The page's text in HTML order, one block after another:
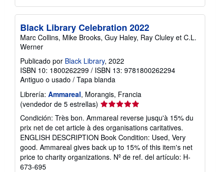
Black Library Celebration 2022
Marc Collins, Mike Brooks, Guy Haley, Ray Cluley et C.L.
Werner
Publicado por Black Library, 2022
ISBN 10: 1800262299 / ISBN 13: 9781800262294
Antiguo o usado / Tapa blanda
Librería: Ammareal, Morangis, Francia
(vendedor de 5 estrellas) Calificación
vendedor:
5
de
5
estrellas
Condición: Très bon. Ammareal reverse jusqu'à 15% du
prix net de cet article à des organisations caritatives.
ENGLISH DESCRIPTION Book Condition: Used, Very
good. Ammareal gives back up to 15% of this item's net
price to charity organizations. Nº de ref. del artículo: H-
673-695